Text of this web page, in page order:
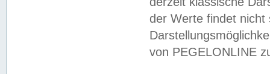
der Werte findet
von PEGELONLINE